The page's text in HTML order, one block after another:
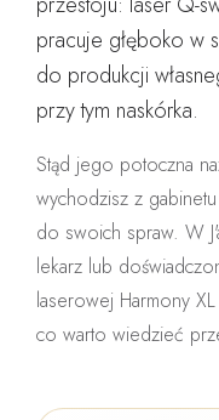
pracuje głęboko w
do produkcji
przy tym naskórka.
Stąd jego potoczna
wychodzisz z
do swoich spraw. W
lekarz lub
laserowej Harmony
co warto wiedzieć